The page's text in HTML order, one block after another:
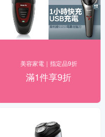
美容家電｜指定品9折
滿1件享9折